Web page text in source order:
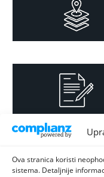
Ova stranica koristi
sistema. Detaljnije